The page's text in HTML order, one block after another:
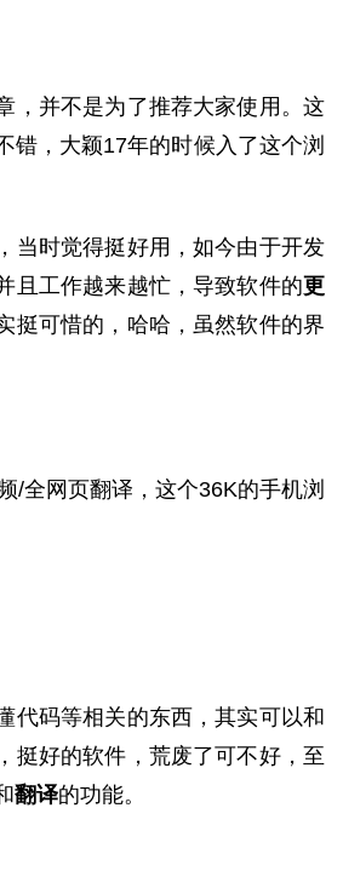
，并不是为了推荐大家使用。这
错，大颖17年的时候入了这个浏
当时觉得挺好用，如今由于开发
且工作越来越忙，导致软件的更
挺可惜的，哈哈，虽然软件的界
代码等相关的东西，其实可以和
挺好的软件，荒废了可不好，至
翻译的功能。